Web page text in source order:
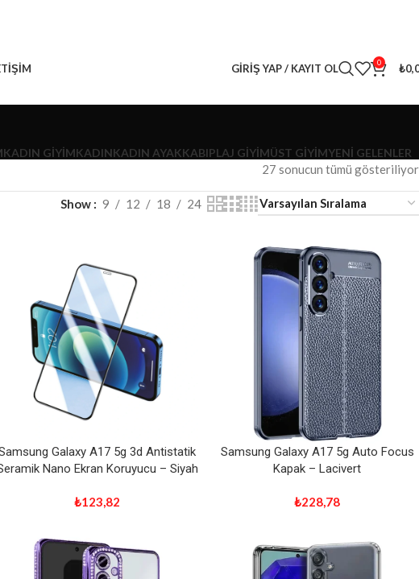
GIRIŞ YAP / KAYIT OL 0 ₺
KADIN GİYİMKADINKADIN AYAKKABIPLAJ GIYIMÜST GIYIMYENI GELENLER
27 sonucun tümü gösteriliyor
Show 9 12 18 24
Galaxy A17 5g 3d Antistatik
Nano Ekran Koruyucu – Siyah
₺123,82
Samsung Galaxy A17 5g Auto Focus
Kapak – Lacivert
₺228,78